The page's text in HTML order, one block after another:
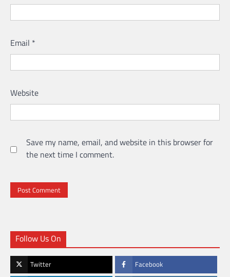
Email *
Website
Save my name, email, and website in this browser for
the next time I comment.
Follow Us On
Twitter Facebook